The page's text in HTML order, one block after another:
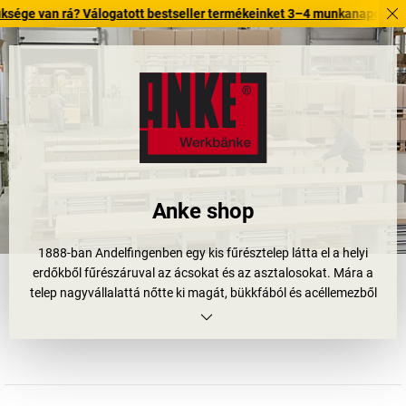
rá? Válogatott bestseller termékeinket 3–4 munkanapon belül
Anke shop
1888-ban Andelfingenben egy kis fűrésztelep látta el a helyi
erdőkből fűrészáruval az ácsokat és az asztalosokat. Mára a
telep nagyvállalattá nőtte ki magát, bükkfából és acéllemezből
készült innovatív termékek gyártásával foglalkozik. A felhasznált